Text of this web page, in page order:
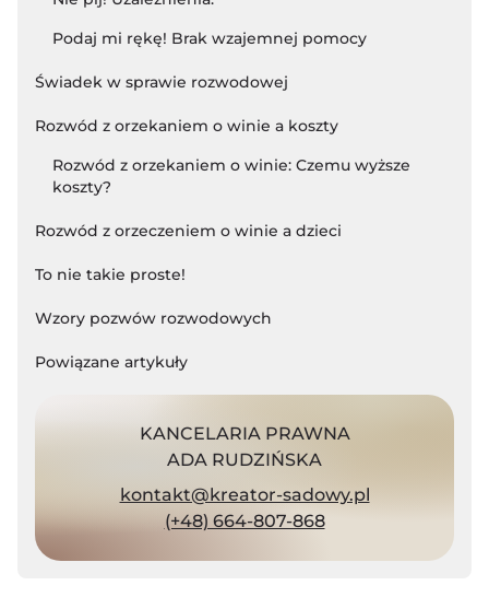
Podaj mi rękę! Brak wzajemnej pomocy
Świadek w sprawie rozwodowej
Rozwód z orzekaniem o winie a koszty
Rozwód z orzekaniem o winie: Czemu wyższe
koszty?
Rozwód z orzeczeniem o winie a dzieci
To nie takie proste!
Wzory pozwów rozwodowych
Powiązane artykuły
KANCELARIA PRAWNA
ADA RUDZIŃSKA
kontakt@kreator-sadowy.pl
(+48) 664-807-868